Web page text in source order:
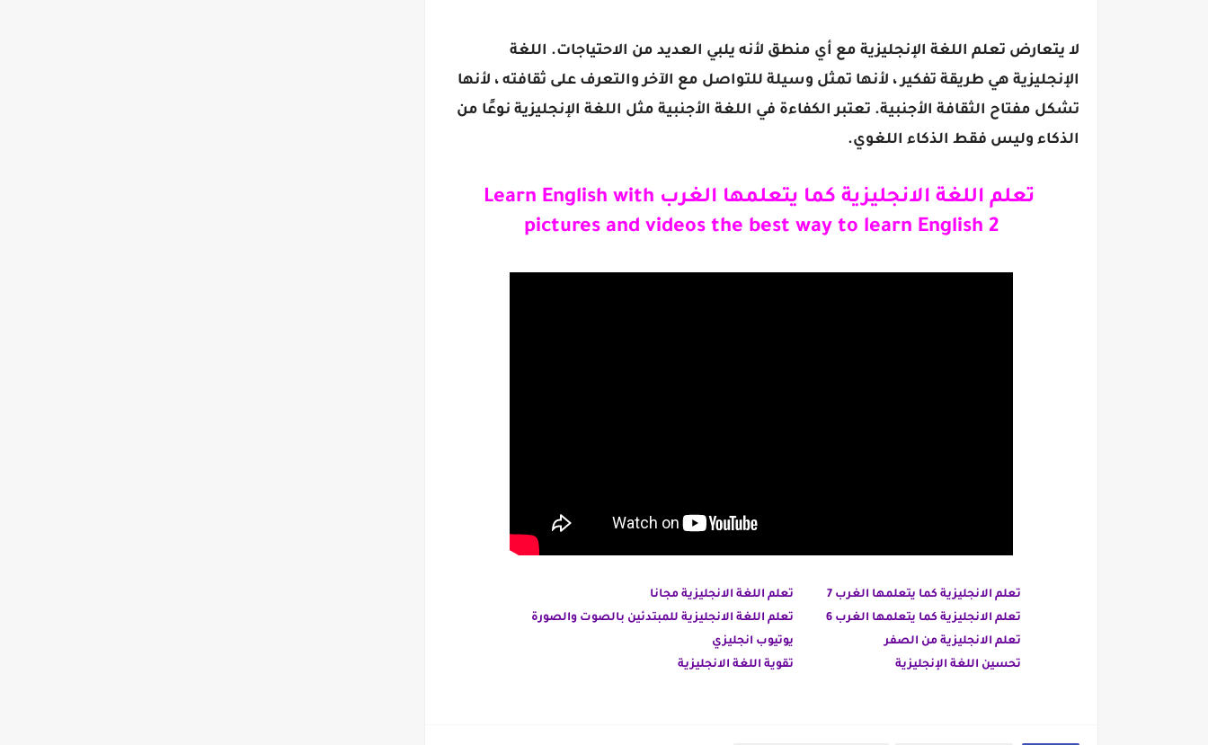
لا يتعارض تعلم اللغة الإنجليزية مع أي منطق لأنه يلبي العديد من الاحتياجات. اللغة
الإنجليزية هي طريقة تفكير ، لأنها تمثل وسيلة للتواصل مع الآخر والتعرف على ثقافته ، لأنها
تشكل مفتاح الثقافة الأجنبية. تعتبر الكفاءة في اللغة الأجنبية مثل اللغة الإنجليزية نوعًا من
الذكاء وليس فقط الذكاء اللغوي.
تعلم اللغة الانجليزية كما يتعلمها الغرب Learn English with
pictures and videos the best way to learn English 2
تعلم الانجليزية كما يتعلمها الغرب 7
تعلم الانجليزية كما يتعلمها الغرب 6
تعلم الانجليزية من الصفر
تحسين اللغة الإنجليزية
تعلم اللغة الانجليزية مجانا
تعلم اللغة الانجليزية للمبتدئين بالصوت والصورة
يوتيوب انجليزي
تقوية اللغة الانجليزية